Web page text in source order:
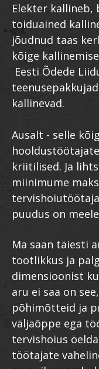
Elekter kallineb,
toiduained
jõudnud taas
kõige
Eesti Õdede
kallinevad.
Ausalt - selle
kriitilised. Ja
miinimume
puudus on
Ma saan täiesti
tootlikkus ja
dimensioonist
aru ei saa on
põhimõtteid ja
väljaõppe ega
tervishoius
töötajate